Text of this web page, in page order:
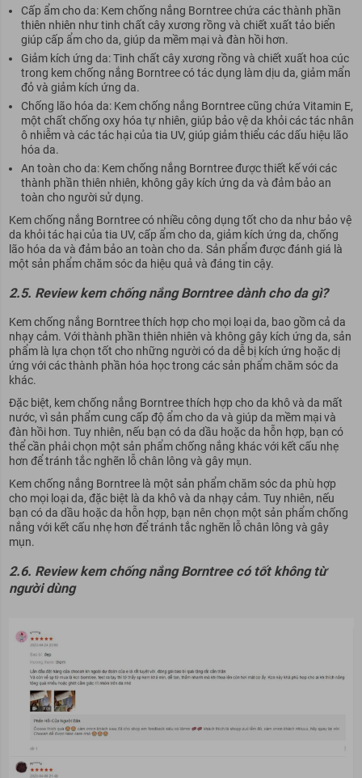
Cấp ẩm cho da: Kem chống nắng Borntree chứa các thành phần
thiên nhiên như tinh chất cây xương rồng và chiết xuất tảo biển
giúp cấp ẩm cho da, giúp da mềm mại và đàn hồi hơn.
Giảm kích ứng da: Tinh chất cây xương rồng và chiết xuất hoa cúc
trong kem chống nắng Borntree có tác dụng làm dịu da, giảm mẩn
đỏ và giảm kích ứng da.
Chống lão hóa da: Kem chống nắng Borntree cũng chứa Vitamin E,
một chất chống oxy hóa tự nhiên, giúp bảo vệ da khỏi các tác nhân
ô nhiễm và các tác hại của tia UV, giúp giảm thiểu các dấu hiệu lão
hóa da.
An toàn cho da: Kem chống nắng Borntree được thiết kế với các
thành phần thiên nhiên, không gây kích ứng da và đảm bảo an
toàn cho người sử dụng.
Kem chống nắng Borntree có nhiều công dụng tốt cho da như bảo vệ
da khỏi tác hại của tia UV, cấp ẩm cho da, giảm kích ứng da, chống
lão hóa da và đảm bảo an toàn cho da. Sản phẩm được đánh giá là
một sản phẩm chăm sóc da hiệu quả và đáng tin cậy.
2.5. Review kem chống nắng Borntree dành cho da gì?
Kem chống nắng Borntree thích hợp cho mọi loại da, bao gồm cả da
nhạy cảm. Với thành phần thiên nhiên và không gây kích ứng da, sản
phẩm là lựa chọn tốt cho những người có da dễ bị kích ứng hoặc dị
ứng với các thành phần hóa học trong các sản phẩm chăm sóc da
khác.
Đặc biệt, kem chống nắng Borntree thích hợp cho da khô và da mất
nước, vì sản phẩm cung cấp độ ẩm cho da và giúp da mềm mại và
đàn hồi hơn. Tuy nhiên, nếu bạn có da dầu hoặc da hỗn hợp, bạn có
thể cần phải chọn một sản phẩm chống nắng khác với kết cấu nhẹ
hơn để tránh tắc nghẽn lỗ chân lông và gây mụn.
Kem chống nắng Borntree là một sản phẩm chăm sóc da phù hợp
cho mọi loại da, đặc biệt là da khô và da nhạy cảm. Tuy nhiên, nếu
bạn có da dầu hoặc da hỗn hợp, bạn nên chọn một sản phẩm chống
nắng với kết cấu nhẹ hơn để tránh tắc nghẽn lỗ chân lông và gây
mụn.
2.6. Review kem chống nắng Borntree có tốt không từ
người dùng